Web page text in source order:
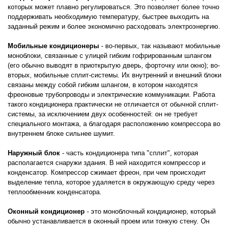
которых может плавно регулироваться. Это позволяет более точно
поддерживать необходимую температуру, быстрее выходить на
заданный режим и более экономично расходовать электроэнергию.
Мобильные кондиционеры - во-первых, так называют мобильные
моноблоки, связанные с улицей гибким гофрированным шлангом
(его обычно выводят в приоткрытую дверь, форточку или окно); во-
вторых, мобильные сплит-системы. Их внутренний и внешний блоки
связаны между собой гибким шлангом, в котором находятся
фреоновые трубопроводы и электрические коммуникации. Работа
такого кондиционера практически не отличается от обычной сплит-
системы, за исключением двух особенностей: он не требует
специального монтажа, а благодаря расположению компрессора во
внутреннем блоке сильнее шумит.
Наружный блок - часть кондиционера типа "сплит", которая
располагается снаружи здания. В ней находится компрессор и
конденсатор. Компрессор сжимает фреон, при чем происходит
выделение тепла, которое удаляется в окружающую среду через
теплообменник конденсатора.
Оконный кондиционер - это моноблочный кондиционер, который
обычно устанавливается в оконный проем или тонкую стену. Он